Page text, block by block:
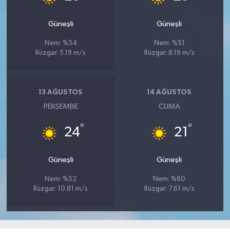
Güneşli
Nem: %54
Rüzgar: 5.19 m/s
Güneşli
Nem: %51
Rüzgar: 8.19 m/s
13 AĞUSTOS
PERŞEMBE
24°
Güneşli
Nem: %52
Rüzgar: 10.81 m/s
14 AĞUSTOS
CUMA
21 °
Güneşli
Nem: %60
Rüzgar: 7.61 m/s